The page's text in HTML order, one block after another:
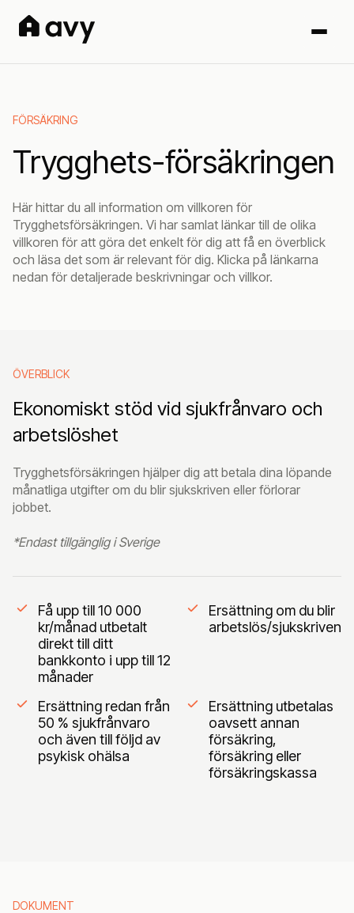
FÖRSÄKRING
Trygghets-försäkringen
Här hittar du all information om villkoren för
Trygghetsförsäkringen. Vi har samlat länkar till de olika
villkoren för att göra det enkelt för dig att få en överblick
och läsa det som är relevant för dig. Klicka på länkarna
nedan för detaljerade beskrivningar och villkor.
ÖVERBLICK
Ekonomiskt stöd vid sjukfrånvaro och
arbetslöshet
Trygghetsförsäkringen hjälper dig att betala dina löpande
månatliga utgifter om du blir sjukskriven eller förlorar
jobbet.
*Endast tillgänglig i Sverige
Få upp till 10 000
kr/månad utbetalt
direkt till ditt
bankkonto i upp till 12
månader
Ersättning om du blir
arbetslös/sjukskriven
Ersättning redan från
50 % sjukfrånvaro
och även till följd av
psykisk ohälsa
Ersättning utbetalas
oavsett annan
försäkring,
försäkring eller
försäkringskassa
DOKUMENT